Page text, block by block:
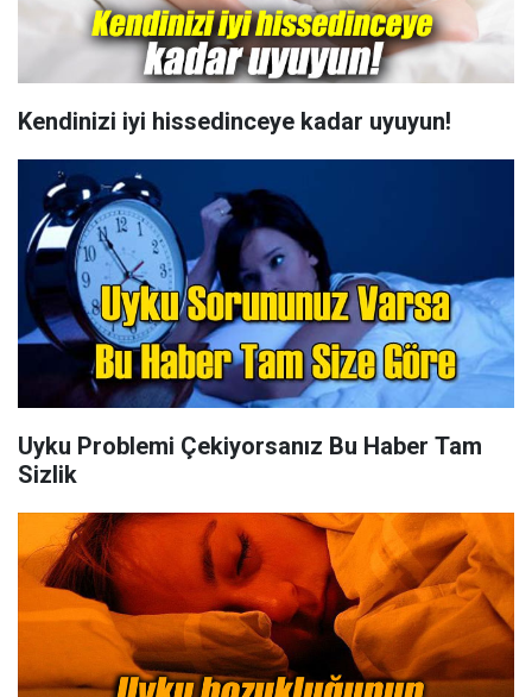
Kendinizi iyi hissedinceye kadar uyuyun!
Uyku Problemi Çekiyorsanız Bu Haber Tam
Sizlik